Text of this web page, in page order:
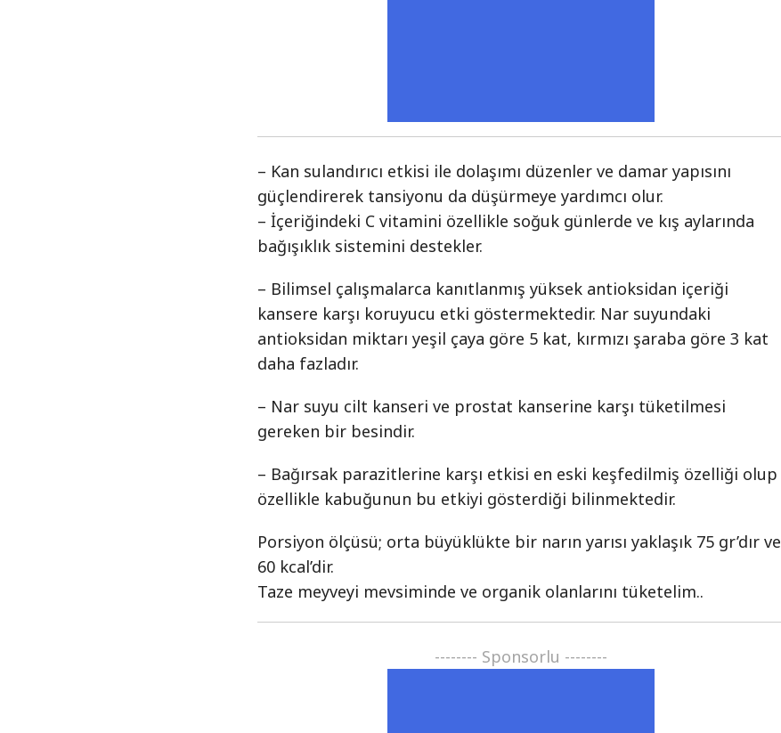
– Kan sulandırıcı etkisi ile dolaşımı düzenler ve damar yapısını
güçlendirerek tansiyonu da düşürmeye yardımcı olur.
– İçeriğindeki C vitamini özellikle soğuk günlerde ve kış aylarında
bağışıklık sistemini destekler.
– Bilimsel çalışmalarca kanıtlanmış yüksek antioksidan içeriği
kansere karşı koruyucu etki göstermektedir. Nar suyundaki
antioksidan miktarı yeşil çaya göre 5 kat, kırmızı şaraba göre 3 kat
daha fazladır.
– Nar suyu cilt kanseri ve prostat kanserine karşı tüketilmesi
gereken bir besindir.
– Bağırsak parazitlerine karşı etkisi en eski keşfedilmiş özelliği olup
özellikle kabuğunun bu etkiyi gösterdiği bilinmektedir.
Porsiyon ölçüsü; orta büyüklükte bir narın yarısı yaklaşık 75 gr’dır ve
60 kcal’dir.
Taze meyveyi mevsiminde ve organik olanlarını tüketelim..
-------- Sponsorlu --------